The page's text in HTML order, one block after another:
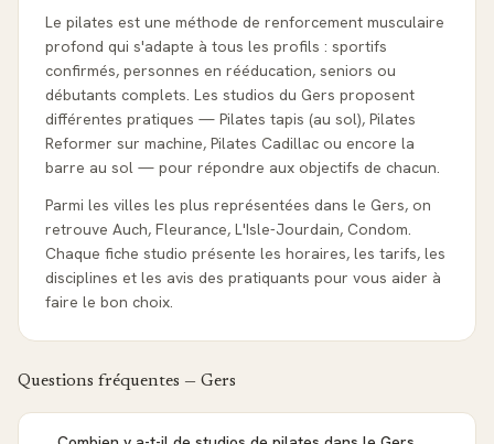
Le pilates est une méthode de renforcement musculaire
profond qui s'adapte à tous les profils : sportifs
confirmés, personnes en rééducation, seniors ou
débutants complets. Les studios du Gers proposent
différentes pratiques — Pilates tapis (au sol), Pilates
Reformer sur machine, Pilates Cadillac ou encore la
barre au sol — pour répondre aux objectifs de chacun.
Parmi les villes les plus représentées dans le Gers, on
retrouve Auch, Fleurance, L'Isle-Jourdain, Condom.
Chaque fiche studio présente les horaires, les tarifs, les
disciplines et les avis des pratiquants pour vous aider à
faire le bon choix.
Questions fréquentes — Gers